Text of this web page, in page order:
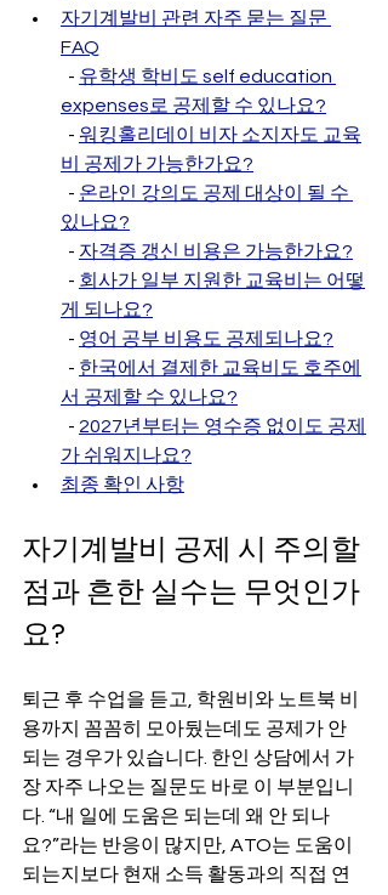
자기계발비 관련 자주 묻는 질문
FAQ
  -
유학생 학비도 self education
expenses로 공제할 수 있나요?
  -
워킹홀리데이 비자 소지자도 교육
비 공제가 가능한가요?
  -
온라인 강의도 공제 대상이 될 수
있나요?
  -
자격증 갱신 비용은 가능한가요?
  -
회사가 일부 지원한 교육비는 어떻
게 되나요?
  -
영어 공부 비용도 공제되나요?
  -
한국에서 결제한 교육비도 호주에
서 공제할 수 있나요?
  -
2027년부터는 영수증 없이도 공제
가 쉬워지나요?
최종 확인 사항
자기계발비 공제 시 주의할
점과 흔한 실수는 무엇인가
요?
퇴근 후 수업을 듣고, 학원비와 노트북 비
용까지 꼼꼼히 모아뒀는데도 공제가 안
되는 경우가 있습니다. 한인 상담에서 가
장 자주 나오는 질문도 바로 이 부분입니
다. “내 일에 도움은 되는데 왜 안 되나
요?”라는 반응이 많지만, ATO는 도움이
되는지보다 현재 소득 활동과의 직접 연